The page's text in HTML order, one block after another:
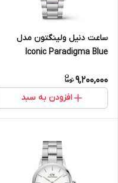
ساعت دنیل ولینگتون مدل
Iconic Paradigma Blue
9,200,000
افزودن به سبد